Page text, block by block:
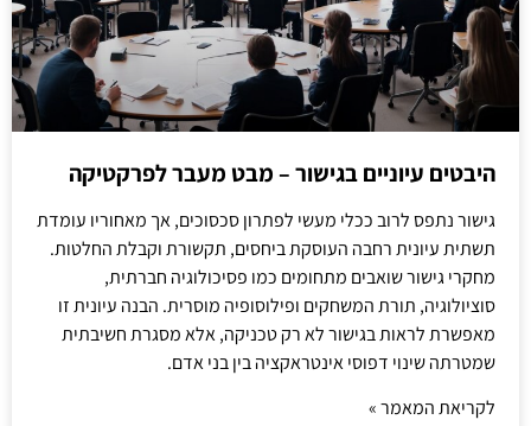
היבטים עיוניים בגישור – מבט מעבר לפרקטיקה
גישור נתפס לרוב ככלי מעשי לפתרון סכסוכים, אך מאחוריו עומדת
תשתית עיונית רחבה העוסקת ביחסים, תקשורת וקבלת החלטות.
מחקרי גישור שואבים מתחומים כמו פסיכולוגיה חברתית,
סוציולוגיה, תורת המשחקים ופילוסופיה מוסרית. הבנה עיונית זו
מאפשרת לראות בגישור לא רק טכניקה, אלא מסגרת חשיבתית
שמטרתה שינוי דפוסי אינטראקציה בין בני אדם.
לקריאת המאמר »